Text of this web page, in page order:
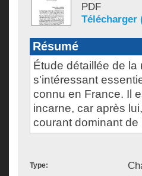
PDF
Télécharger
Résumé
Étude détaillée de
s'intéressant
connu en France. Il
incarne, car après
courant dominant
Type: